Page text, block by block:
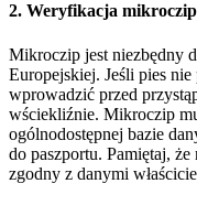
2. Weryfikacja
Mikroczip jest niezbędny
Europejskiej. Jeśli pies
wprowadzić przed
wściekliźnie. Mikroczip
ogólnodostępnej bazie
do paszportu. Pamiętaj,
zgodny z danymi